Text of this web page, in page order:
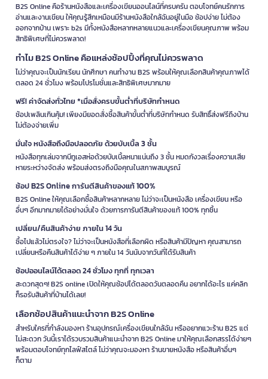
B2S Online คือร้านหนังสือและเครื่องเขียนออนไลน์ที่ครบครัน ตอบโจทย์คนรักการ
อ่านและงานเขียน ให้คุณรู้สึกเหมือนมีร้านหนังสือใกล้ฉันอยู่ในมือ ช้อปง่าย ไม่ต้อง
ออกจากบ้าน เพราะ b2s มีทั้งหนังสือหลากหลายแนวและเครื่องเขียนคุณภาพ พร้อม
สิทธิพิเศษที่ไม่ควรพลาด!
ทำไม B2S Online คือแหล่งช้อปปิ้งที่คุณไม่ควรพลาด
ไม่ว่าคุณจะเป็นนักเรียน นักศึกษา คนทำงาน B2S พร้อมให้คุณเลือกสินค้าคุณภาพได้
ตลอด 24 ชั่วโมง พร้อมโปรโมชั่นและสิทธิพิเศษมากมาย
ฟรี! ค่าจัดส่งทั่วไทย *เมื่อสั่งครบขั้นต่ำที่บริษัทกำหนด
ช้อปเพลินเกินคุ้ม! เพียงมียอดสั่งซื้อสินค้าขั้นต่ำที่บริษัทกำหนด รับสิทธิ์ส่งฟรีถึงบ้าน
ไม่ต้องจ่ายเพิ่ม
มั่นใจ หนังสือถึงมือปลอดภัย ด้วยบับเบิ้ล 3 ชั้น
หนังสือทุกเล่มจากบีทูเอสห่อด้วยบับเบิ้ลหนาแน่นถึง 3 ชั้น หมดกังวลเรื่องความเสีย
หายระหว่างจัดส่ง พร้อมส่งตรงถึงมือคุณในสภาพสมบูรณ์
ช้อป B2S Online การันตีสินค้าของแท้ 100%
B2S Online ให้คุณเลือกซื้อสินค้าหลากหลาย ไม่ว่าจะเป็นหนังสือ เครื่องเขียน หรือ
อื่นๆ อีกมากมายได้อย่างมั่นใจ ด้วยการการันตีสินค้าของแท้ 100% ทุกชิ้น
เปลี่ยน/คืนสินค้าง่าย ภายใน 14 วัน
ซื้อไปแล้วไม่ตรงใจ? ไม่ว่าจะเป็นหนังสือที่เลือกผิด หรือสินค้ามีปัญหา คุณสามารถ
เปลี่ยนหรือคืนสินค้าได้ง่าย ๆ ภายใน 14 วันนับจากวันที่ได้รับสินค้า
ช้อปออนไลน์ได้ตลอด 24 ชั่วโมง ทุกที่ ทุกเวลา
สะดวกสุดๆ! B2S online เปิดให้คุณช้อปได้ตลอดวันตลอดคืน อยากได้อะไร แค่คลิก
ก็รอรับสินค้าที่บ้านได้เลย!
เลือกช้อปสินค้าแนะนำจาก B2S Online
สำหรับใครที่กำลังมองหา ร้านอุปกรณ์เครื่องเขียนใกล้ฉัน หรืออยากแวะร้าน B2S แต่
ไม่สะดวก วันนี้เราได้รวบรวมสินค้าแนะนำจาก B2S Online มาให้คุณเลือกสรรได้ง่ายๆ
พร้อมตอบโจทย์ทุกไลฟ์สไตล์ ไม่ว่าคุณจะมองหา ร้านขายหนังสือ หรือสินค้าอื่นๆ
ก็ตาม